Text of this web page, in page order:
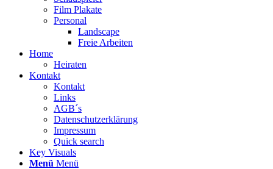
Film Plakate
Personal
Landscape
Freie Arbeiten
Home
Heiraten
Kontakt
Kontakt
Links
AGB´s
Datenschutzerklärung
Impressum
Quick search
Key Visuals
Menü Menü